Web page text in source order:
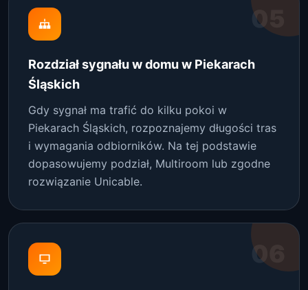
05
Rozdział sygnału w domu w Piekarach
Śląskich
Gdy sygnał ma trafić do kilku pokoi w
Piekarach Śląskich, rozpoznajemy długości tras
i wymagania odbiorników. Na tej podstawie
dopasowujemy podział, Multiroom lub zgodne
rozwiązanie Unicable.
06